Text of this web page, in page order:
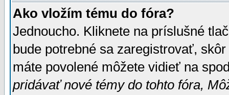
Ako vložím tému do fóra?
Jednoucho. Kliknete na príslušné
bude potrebné sa zaregistrovať,
máte povolené môžete vidieť na
pridávať nové témy do tohto fóra,